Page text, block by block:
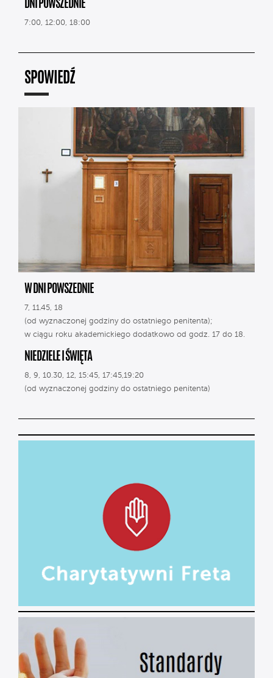
DNI POWSZEDNIE
7:00, 12:00, 18:00
SPOWIEDŹ
W DNI POWSZEDNIE
7, 11.45, 18
(od wyznaczonej godziny do ostatniego penitenta);
w ciągu roku akademickiego dodatkowo od godz. 17 do 18.
NIEDZIELE I ŚWIĘTA
8, 9, 10.30, 12, 15:45, 17:45,19:20
(od wyznaczonej godziny do ostatniego penitenta)